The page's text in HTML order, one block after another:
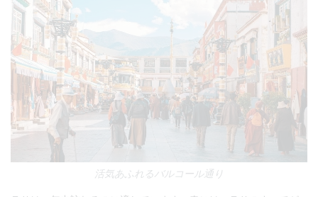
活気あふれるバルコール通り